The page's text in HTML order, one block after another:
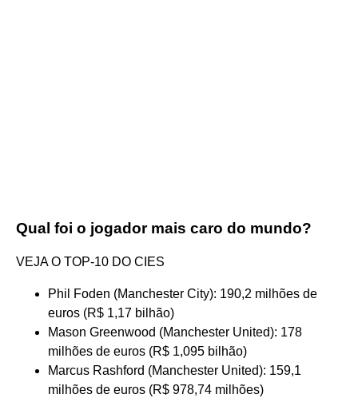
Qual foi o jogador mais caro do mundo?
VEJA O TOP-10 DO CIES
Phil Foden (Manchester City): 190,2 milhões de
euros (R$ 1,17 bilhão)
Mason Greenwood (Manchester United): 178
milhões de euros (R$ 1,095 bilhão)
Marcus Rashford (Manchester United): 159,1
milhões de euros (R$ 978,74 milhões)